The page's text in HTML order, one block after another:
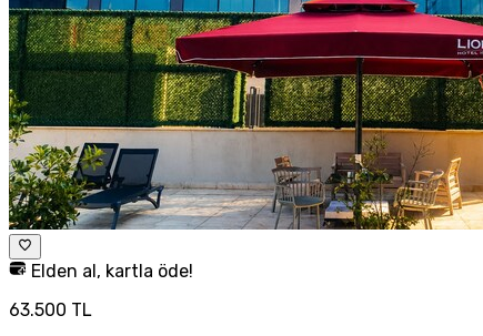
Elden al, kartla öde!
63.500 TL